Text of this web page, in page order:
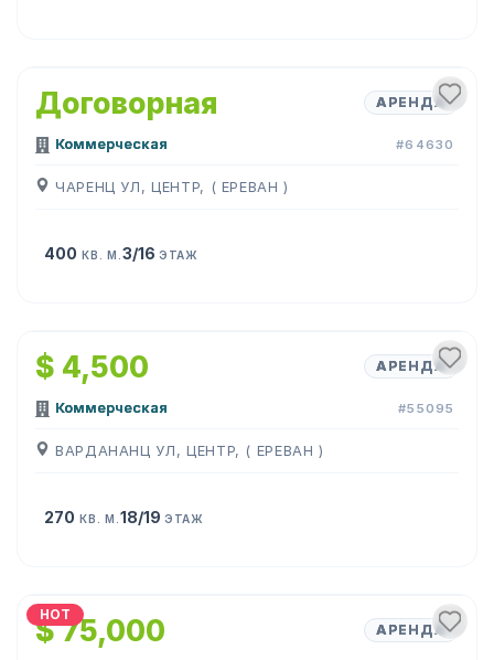
Договорная АРЕНДА
Коммерческая #64630
ЧАРЕНЦ УЛ, ЦЕНТР, ( ЕРЕВАН )
400 КВ. М. 3/16 ЭТАЖ
$ 4,500 АРЕНДА
Коммерческая #55095
ВАРДАНАНЦ УЛ, ЦЕНТР, ( ЕРЕВАН )
270 КВ. М. 18/19 ЭТАЖ
HOT
$ 75,000 АРЕНДА